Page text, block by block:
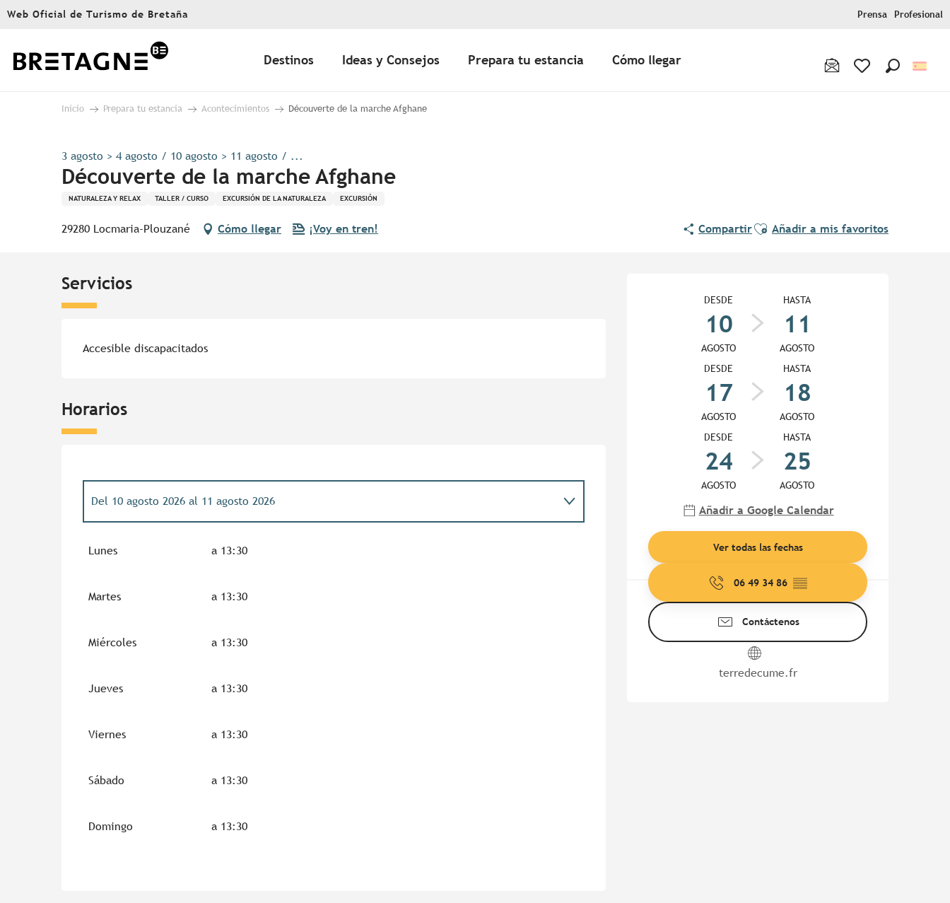
Aller
principal
Web Oficial de Turismo de Bretaña Prensa Profesional
Destinos Ideas y Consejos Prepara tu estancia Cómo llegar
Inicio Prepara tu estancia Acontecimientos Découverte de la marche Afghane
3 agosto > 4 agosto / 10 agosto > 11 agosto / ...
Découverte de la marche Afghane
NATURALEZA Y RELAX TALLER / CURSO EXCURSIÓN DE LA NATURALEZA EXCURSIÓN
29280 Locmaria-Plouzané Cómo llegar ¡Voy en tren! CompartirAjouter aux favoris
Añadir a mis favoritos
DESDE
10
AGOSTO
HASTA
11
AGOSTO
DESDE
17
AGOSTO
HASTA
18
AGOSTO
DESDE
24
AGOSTO
HASTA
25
AGOSTO
Añadir a Google Calendar
Ver todas las fechas
06 49 34 86 ▒▒
Contáctenos
terredecume.fr
Servicios
Accesible discapacitados
Horarios
Del 10 agosto 2026al 11 agosto 2026
Del24 agosto 2026 25 agosto 2026
Del31 agosto 2026 1 septiembre 2026
Lunes a 13:30
Martes a 13:30
Miércoles a 13:30
Jueves a 13:30
Viernes a 13:30
Sábado a 13:30
Domingo a 13:30